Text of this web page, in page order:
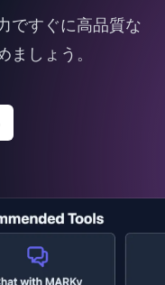
ですぐに高品質な
ましょう。